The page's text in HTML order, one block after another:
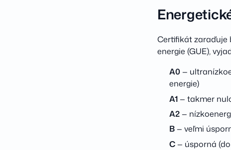
Certifikát zaraďuje
energie (GUE),
A0—
energie)
A1— takmer
A2—
B— veľmi
C— úsporná (do